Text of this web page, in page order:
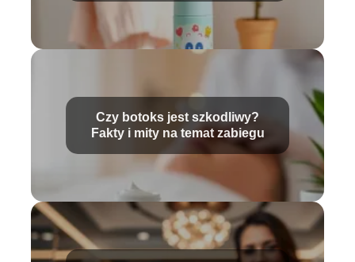
Czy botoks jest szkodliwy?
Fakty i mity na temat zabiegu